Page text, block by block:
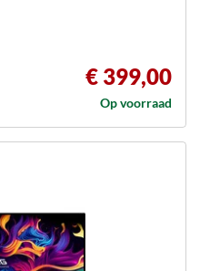
€ 399,00
Op voorraad